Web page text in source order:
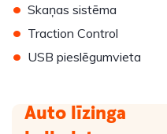
• Skaņas sistēma
• Traction Control
• USB pieslēgumvieta